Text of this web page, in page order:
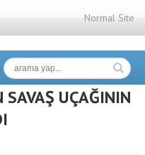
Normal Site
SAVAŞ UÇAĞININ